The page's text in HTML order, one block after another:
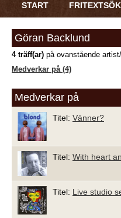
START
Göran Backlund
4 träff(ar) på ovanstående
Medverkar på (4)
Medverkar på
Titel: Vänner?
Titel: With heart
Titel: Live studio